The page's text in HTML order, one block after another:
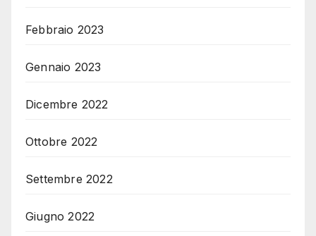
Febbraio 2023
Gennaio 2023
Dicembre 2022
Ottobre 2022
Settembre 2022
Giugno 2022